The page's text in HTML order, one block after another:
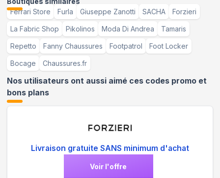
Ferrari Store
Furla Giuseppe Zanotti SACHA Forzieri
La Fabric Shop Pikolinos Moda Di Andrea Tamaris
Repetto Fanny Chaussures Footpatrol Foot Locker
Bocage Chaussures.fr
Nos utilisateurs ont aussi aimé ces codes promo et
bons plans
Livraison gratuite SANS minimum d'achat
Voir l'offre